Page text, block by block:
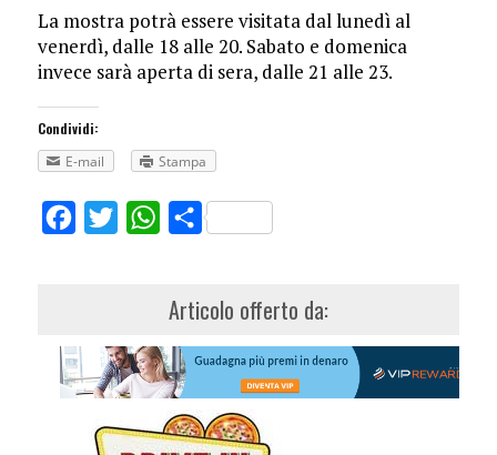
La mostra potrà essere visitata dal lunedì al
venerdì, dalle 18 alle 20. Sabato e domenica
invece sarà aperta di sera, dalle 21 alle 23.
Condividi:
E-mail
Stampa
FacebookTwitterWhatsApp
Share
Articolo offerto da: